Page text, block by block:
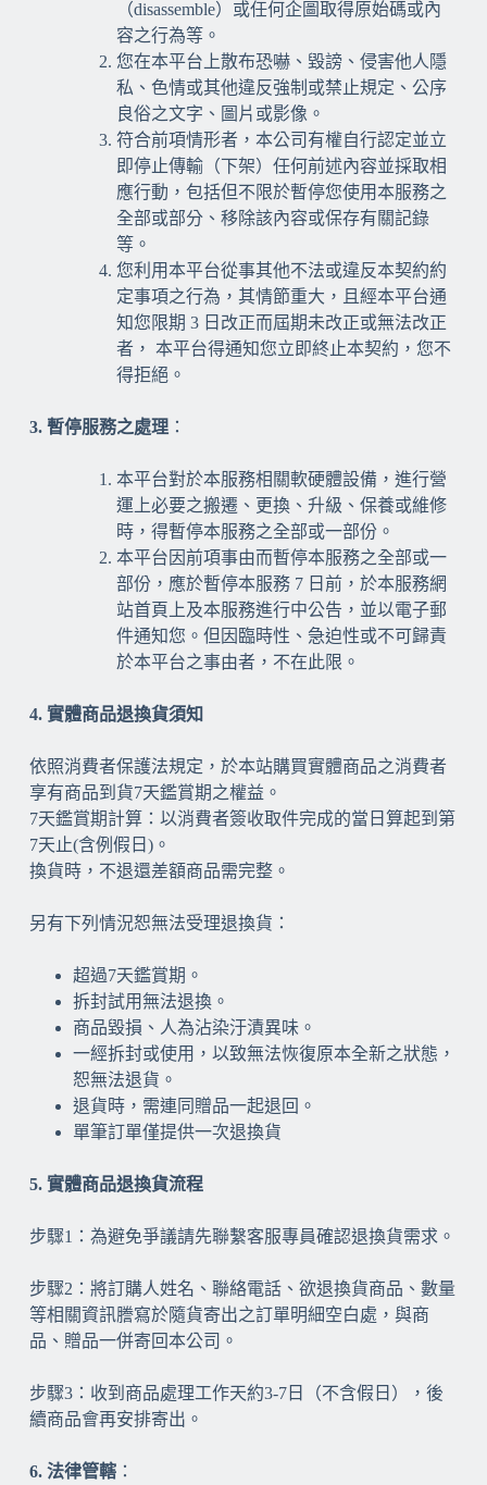
（disassemble）或任何企圖取得原始碼或內
容之行為等。
您在本平台上散布恐嚇、毀謗、侵害他人隱
私、色情或其他違反強制或禁止規定、公序
良俗之文字、圖片或影像。
符合前項情形者，本公司有權自行認定並立
即停止傳輸（下架）任何前述內容並採取相
應行動，包括但不限於暫停您使用本服務之
全部或部分、移除該內容或保存有關記錄
等。
您利用本平台從事其他不法或違反本契約約
定事項之行為，其情節重大，且經本平台通
知您限期 3 日改正而屆期未改正或無法改正
者， 本平台得通知您立即終止本契約，您不
得拒絕。
3. 暫停服務之處理：
本平台對於本服務相關軟硬體設備，進行營
運上必要之搬遷、更換、升級、保養或維修
時，得暫停本服務之全部或一部份。
本平台因前項事由而暫停本服務之全部或一
部份，應於暫停本服務 7 日前，於本服務網
站首頁上及本服務進行中公告，並以電子郵
件通知您。但因臨時性、急迫性或不可歸責
於本平台之事由者，不在此限。
4. 實體商品退換貨須知
依照消費者保護法規定，於本站購買實體商品之消費者
享有商品到貨7天鑑賞期之權益。
7天鑑賞期計算：以消費者簽收取件完成的當日算起到第
7天止(含例假日)。
換貨時，不退還差額商品需完整。
另有下列情況恕無法受理退換貨：
超過7天鑑賞期。
拆封試用無法退換。
商品毀損、人為沾染汙漬異味。
一經拆封或使用，以致無法恢復原本全新之狀態，
恕無法退貨。
退貨時，需連同贈品一起退回。
單筆訂單僅提供一次退換貨
5. 實體商品退換貨流程
步驟1：為避免爭議請先聯繫客服專員確認退換貨需求。
步驟2：將訂購人姓名、聯絡電話、欲退換貨商品、數量
等相關資訊謄寫於隨貨寄出之訂單明細空白處，與商
品、贈品一併寄回本公司。
步驟3：收到商品處理工作天約3-7日（不含假日），後
續商品會再安排寄出。
6. 法律管轄：